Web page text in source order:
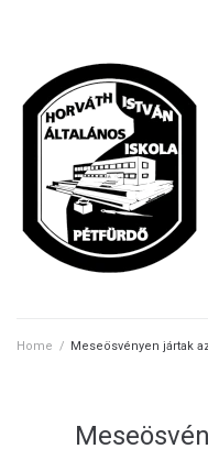
Home / Meseösvényen jártak